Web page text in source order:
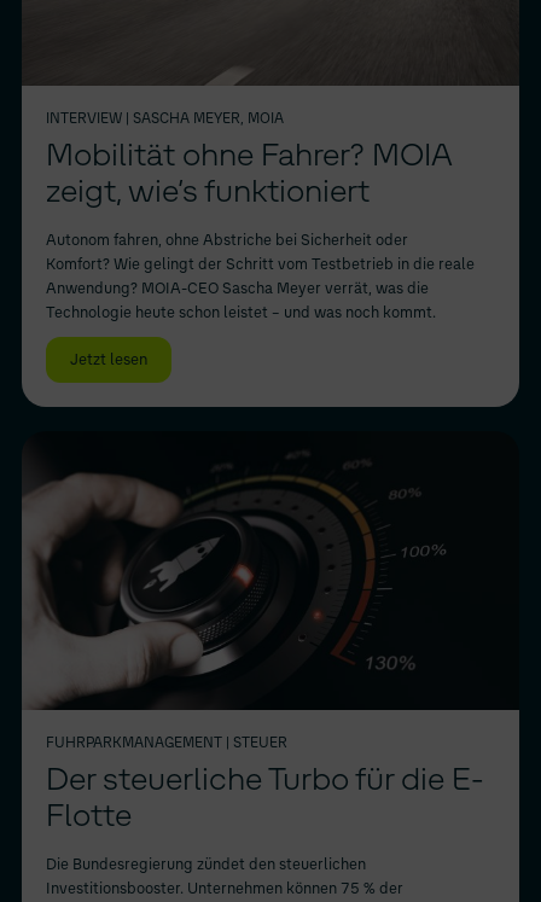
INTERVIEW | SASCHA MEYER, MOIA
Mobilität ohne Fahrer? MOIA
zeigt, wie’s funktioniert
Autonom fahren, ohne Abstriche bei Sicherheit oder
Komfort? Wie gelingt der Schritt vom Testbetrieb in die reale
Anwendung? MOIA-CEO Sascha Meyer verrät, was die
Technologie heute schon leistet – und was noch kommt.
Jetzt lesen
FUHRPARKMANAGEMENT | STEUER
Der steuerliche Turbo für die E-
Flotte
Die Bundesregierung zündet den steuerlichen
Investitionsbooster. Unternehmen können 75 % der